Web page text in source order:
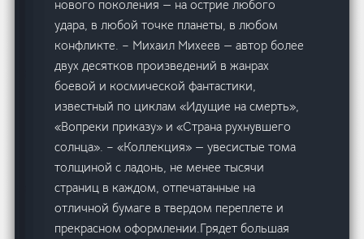
нового поколения — на острие любого
удара, в любой точке планеты, в любом
конфликте. – Михаил Михеев — автор более
двух десятков произведений в жанрах
боевой и космической фантастики,
известный по циклам «Идущие на смерть»,
«Вопреки приказу» и «Страна рухнувшего
солнца». – «Коллекция» — увесистые тома
толщиной с ладонь, не менее тысячи
страниц в каждом, отпечатанные на
отличной бумаге в твердом переплете и
прекрасном оформлении.Грядет большая